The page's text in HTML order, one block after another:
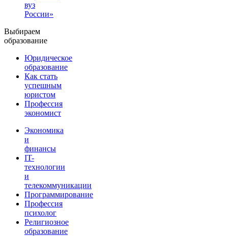
вуз
России»
Выбираем
образование
Юридическое
образование
Как стать
успешным
юристом
Профессия
экономист
Экономика
и
финансы
IT-
технологии
и
телекоммуникации
Программирование
Профессия
психолог
Религиозное
образование